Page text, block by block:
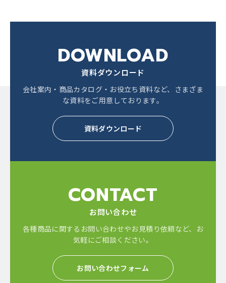
DOWNLOAD
資料ダウンロード
会社案内・商品カタログ・お役立ち資料など、
さまざま
な資料をご用意しております。
資料ダウンロード
CONTACT
お問い合わせ
各種商品に関するお問い合わせやお見積り依頼など、
お
気軽にご相談ください。
お問い合わせフォーム